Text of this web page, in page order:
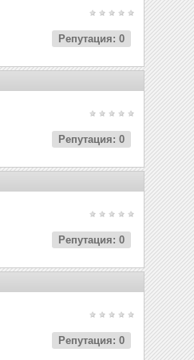
Репутация: 0
Репутация: 0
Репутация: 0
Репутация: 0